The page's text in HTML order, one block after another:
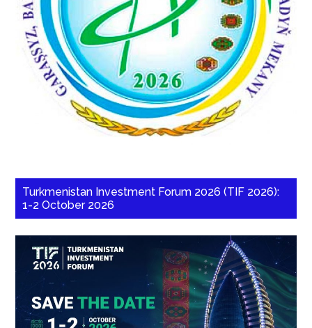
Turkmenistan Investment Forum 2026 (TIF 2026):
1-2 October 2026